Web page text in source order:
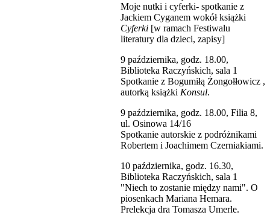
Moje nutki i cyferki- spotkanie z
Jackiem Cyganem wokół książki
Cyferki [w ramach Festiwalu
literatury dla dzieci, zapisy]
9 października, godz. 18.00,
Biblioteka Raczyńskich, sala 1
Spotkanie z Bogumiłą Żongołłowicz ,
autorką książki Konsul.
9 października, godz. 18.00, Filia 8,
ul. Osinowa 14/16
Spotkanie autorskie z podróżnikami
Robertem i Joachimem Czerniakiami.
10 października, godz. 16.30,
Biblioteka Raczyńskich, sala 1
"Niech to zostanie między nami". O
piosenkach Mariana Hemara.
Prelekcja dra Tomasza Umerle.